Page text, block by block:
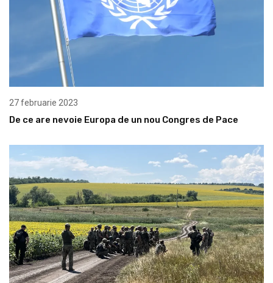
27 februarie 2023
De ce are nevoie Europa de un nou Congres de Pace